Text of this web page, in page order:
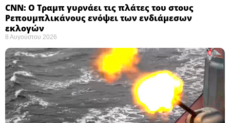
CNN: Ο Τραμπ γυρνάει τις πλάτες του στους
Ρεπουμπλικάνους ενόψει των ενδιάμεσων
εκλογών ​
8 Αυγούστου 2026